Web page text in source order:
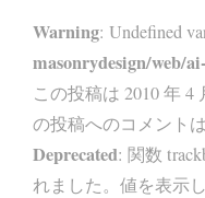
Warning: Undefined
masonrydesign/web/
この投稿は 2010 年 4
の投稿へのコメントは
Deprecated: 関数
れました。値を表示